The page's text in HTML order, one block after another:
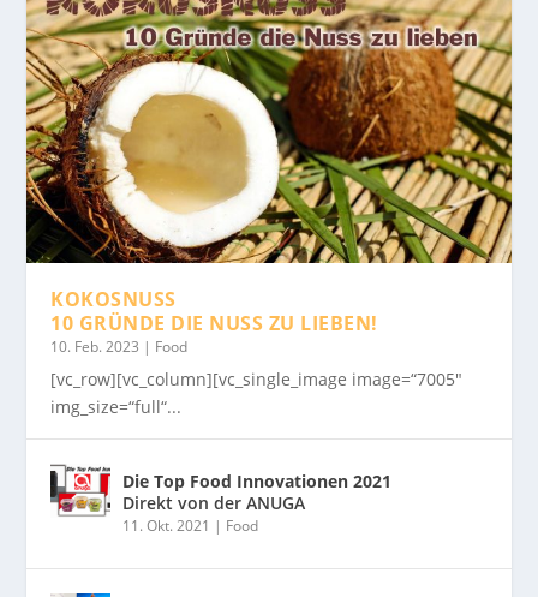
KOKOSNUSS
10 GRÜNDE DIE NUSS ZU LIEBEN!
10. Feb. 2023 | Food
[vc_row][vc_column][vc_single_image image=“7005″
img_size=“full“...
Die Top Food Innovationen 2021
Direkt von der ANUGA
11. Okt. 2021 | Food